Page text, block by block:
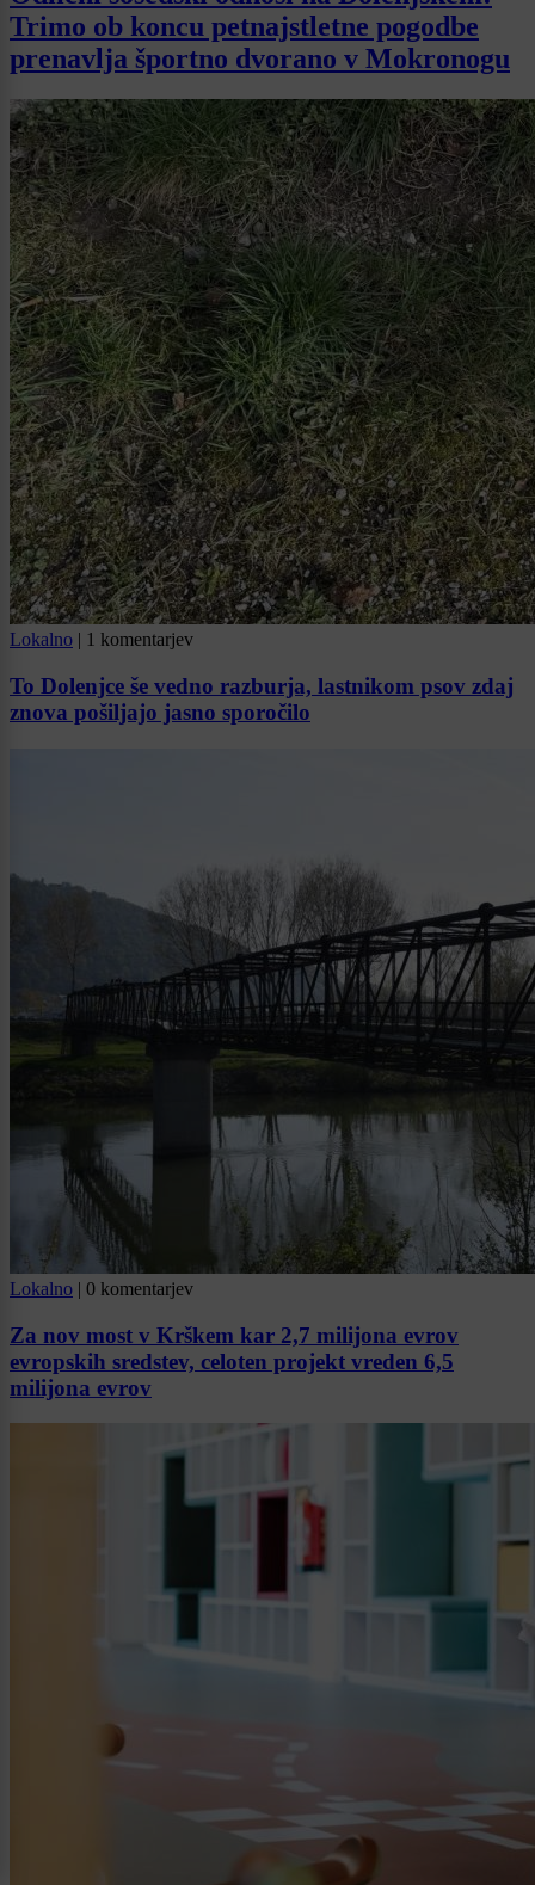
Trimo ob koncu petnajstletne pogodbe
prenavlja športno dvorano v Mokronogu
Lokalno | 1 komentarjev
To Dolenjce še vedno razburja, lastnikom psov zdaj
znova pošiljajo jasno sporočilo
Lokalno | 0 komentarjev
Za nov most v Krškem kar 2,7 milijona evrov
evropskih sredstev, celoten projekt vreden 6,5
milijona evrov